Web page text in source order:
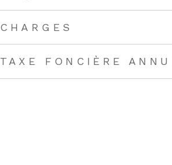
CHARGES
TAXE FONCIÈRE